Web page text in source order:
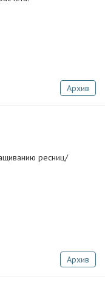
Архив
ресниц/
Архив